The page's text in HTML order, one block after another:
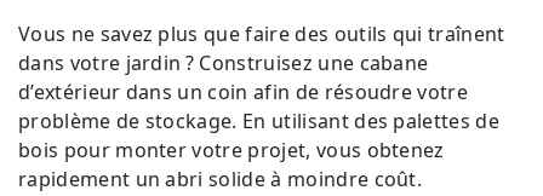
Vous ne savez plus que faire des outils qui traînent
dans votre jardin ? Construisez une cabane
d’extérieur dans un coin afin de résoudre votre
problème de stockage. En utilisant des palettes de
bois pour monter votre projet, vous obtenez
rapidement un abri solide à moindre coût.